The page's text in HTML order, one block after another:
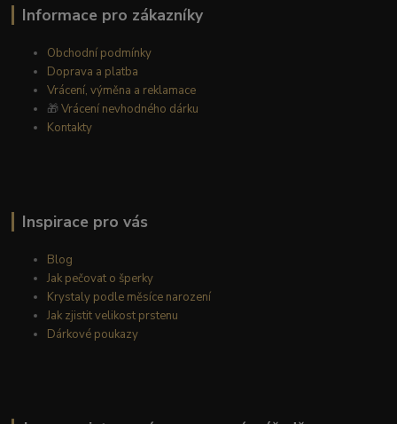
Informace pro zákazníky
Obchodní podmínky
Doprava a platba
Vrácení, výměna a reklamace
🎁Vrácení nevhodného dárku
Kontakty
Inspirace pro vás
Blog
Jak pečovat o šperky
Krystaly podle měsíce narození
Jak zjistit velikost prstenu
Dárkové poukazy